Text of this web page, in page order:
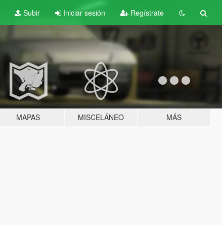
Subir Iniciar sesión Regístrate
MAPAS MISCELÁNEO MÁS